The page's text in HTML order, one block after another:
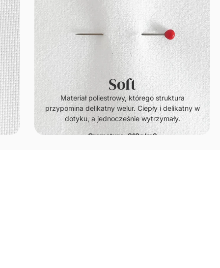
Soft
Materiał poliestrowy, którego struktura
przypomina delikatny welur. Ciepły i delikatny w
dotyku, a jednocześnie wytrzymały.
Gramatura: 210g/m2